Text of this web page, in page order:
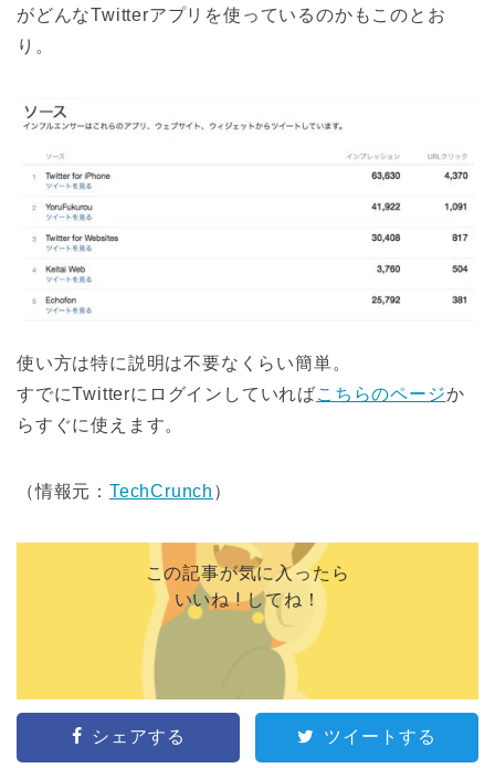
がどんなTwitterアプリを使っているのかもこのとお
り。
使い方は特に説明は不要なくらい簡単。
すでにTwitterにログインしていればこちらのページか
らすぐに使えます。
（情報元： TechCrunch ）
この記事が気に入ったら
いいね ! してね！
シェアする ツイートする